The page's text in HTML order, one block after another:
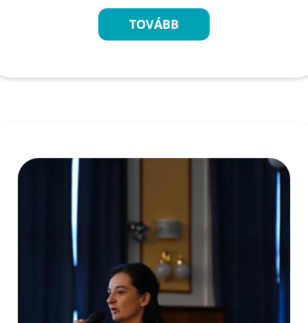
TOVÁBB